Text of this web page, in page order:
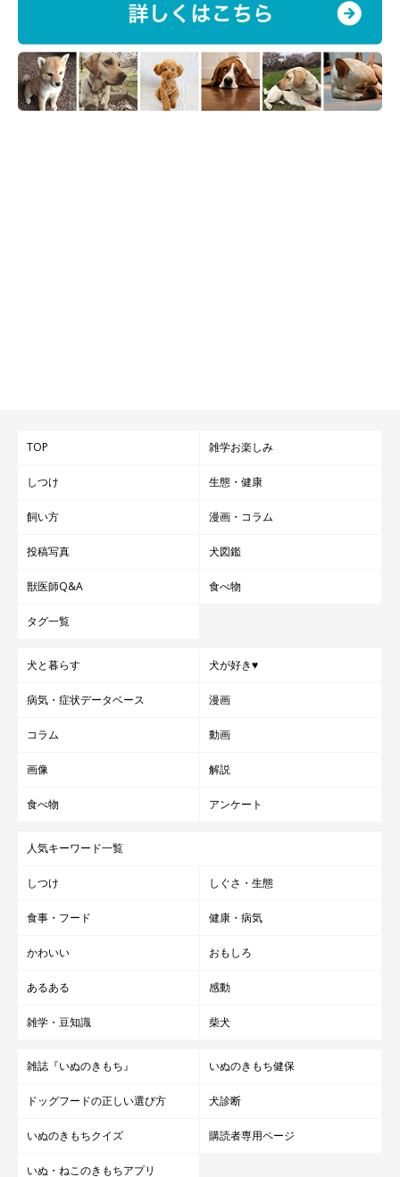
TOP 雑学お楽しみ
しつけ 生態・健康
飼い方 漫画・コラム
投稿写真 犬図鑑
獣医師Q&A 食べ物
タグ一覧
犬と暮らす 犬が好き♥
病気・症状データベース 漫画
コラム 動画
画像 解説
食べ物 アンケート
人気キーワード一覧
しつけ しぐさ・生態
食事・フード 健康・病気
かわいい おもしろ
あるある 感動
雑学・豆知識 柴犬
雑誌『いぬのきもち』 いぬのきもち健保
ドッグフードの正しい選び方 犬診断
いぬのきもちクイズ 購読者専用ページ
いぬ・ねこのきもちアプリ